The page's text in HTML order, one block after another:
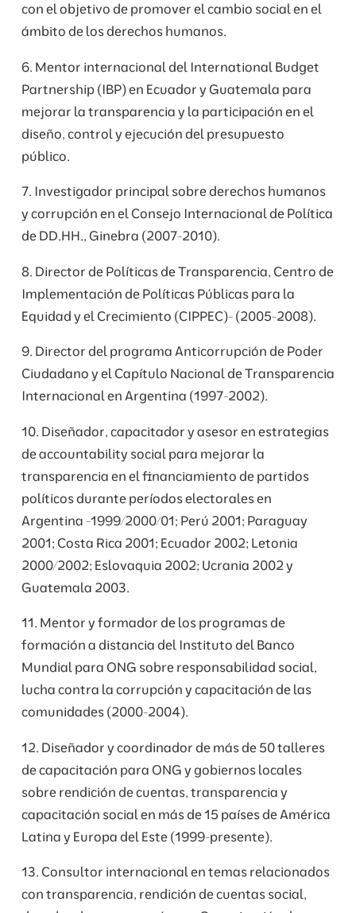
con el objetivo de promover el cambio social en el
ámbito de los derechos humanos.
6. Mentor internacional del International Budget
Partnership (IBP) en Ecuador y Guatemala para
mejorar la transparencia y la participación en el
diseño, control y ejecución del presupuesto
público.
7. Investigador principal sobre derechos humanos
y corrupción en el Consejo Internacional de Política
de DD.HH., Ginebra (2007-2010).
8. Director de Políticas de Transparencia, Centro de
Implementación de Políticas Públicas para la
Equidad y el Crecimiento (CIPPEC)- (2005-2008).
9. Director del programa Anticorrupción de Poder
Ciudadano y el Capítulo Nacional de Transparencia
Internacional en Argentina (1997-2002).
10. Diseñador, capacitador y asesor en estrategias
de accountability social para mejorar la
transparencia en el financiamiento de partidos
políticos durante períodos electorales en
Argentina -1999/2000/01; Perú 2001; Paraguay
2001; Costa Rica 2001; Ecuador 2002; Letonia
2000/2002; Eslovaquia 2002; Ucrania 2002 y
Guatemala 2003.
11. Mentor y formador de los programas de
formación a distancia del Instituto del Banco
Mundial para ONG sobre responsabilidad social,
lucha contra la corrupción y capacitación de las
comunidades (2000-2004).
12. Diseñador y coordinador de más de 50 talleres
de capacitación para ONG y gobiernos locales
sobre rendición de cuentas, transparencia y
capacitación social en más de 15 países de América
Latina y Europa del Este (1999-presente).
13. Consultor internacional en temas relacionados
con transparencia, rendición de cuentas social,